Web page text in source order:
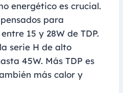
energético es crucial.
para
15 y 28W de TDP.
serie H de alto
45W. Más TDP es
más calor y